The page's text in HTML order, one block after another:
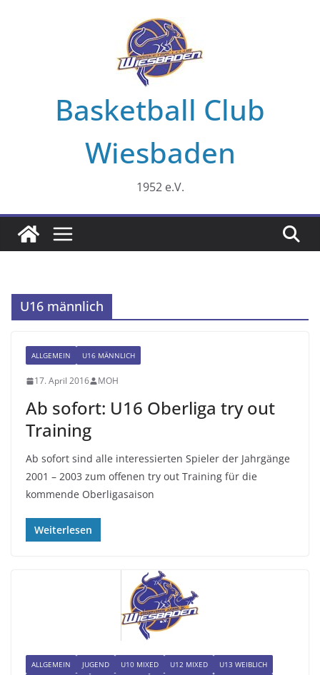
Basketball Club
Wiesbaden
1952 e.V.
U16 männlich
ALLGEMEIN U16 MÄNNLICH
17. April 2016 MOH
Ab sofort: U16 Oberliga try out
Training
Ab sofort sind alle interessierten Spieler der Jahrgänge
2001 – 2003 zum offenen try out Training für die
kommende Oberligasaison
Weiterlesen
ALLGEMEIN JUGEND U10 MIXED U12 MIXED
U13 WEIBLICH